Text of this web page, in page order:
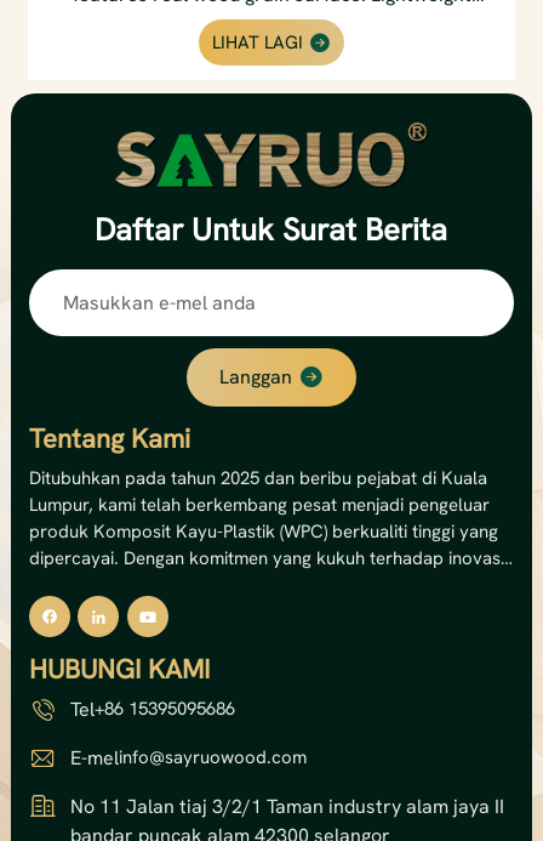
structure simplifies installation, ideal for garden
terrace and poolside flooring.
LIHAT LAGI
Daftar Untuk Surat Berita
Langgan
Tentang Kami
Ditubuhkan pada tahun 2025 dan beribu pejabat di Kuala
Lumpur, kami telah berkembang pesat menjadi pengeluar
produk Komposit Kayu-Plastik (WPC) berkualiti tinggi yang
dipercayai. Dengan komitmen yang kukuh terhadap inovasi
penyelesaian dek WPC luaran, panel dinding dan pagar
premium.Kemudahan canggih kami mengendalikan 12
barisan pengeluaran, memberikan kami kapasiti tahunan
bersamaan dengan jumlah nilai output sebanyak USD 5 juta.
Kapasiti ini membolehkan kami memenuhi pasaran domestik
dan antarabangsa dengan bekalan yang boleh dipercayai
dan kualiti yang konsisten.Pada teras kami, kami
menggabungkan keindahan semula jadi kayu dengan
HUBUNGI KAMI
Tel+86 15395095686
E-melinfo@sayruowood.com
No 11 Jalan tiaj 3/2/1 Taman industry alam jaya II